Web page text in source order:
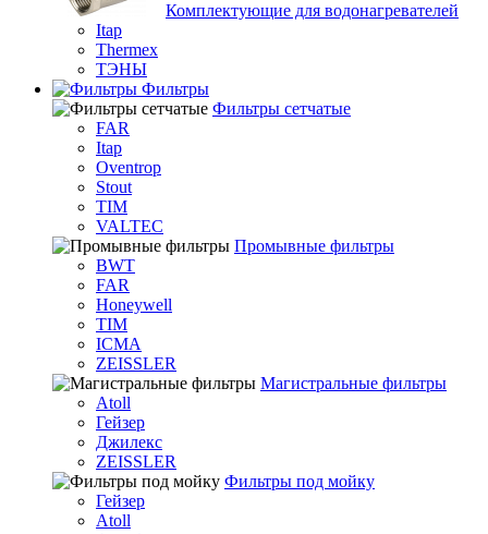
Комплектующие для водонагревателей
Itap
Thermex
ТЭНЫ
Фильтры
Фильтры сетчатые
FAR
Itap
Oventrop
Stout
TIM
VALTEC
Промывные фильтры
BWT
FAR
Honeywell
TIM
ICMA
ZEISSLER
Магистральные фильтры
Atoll
Гейзер
Джилекс
ZEISSLER
Фильтры под мойку
Гейзер
Atoll